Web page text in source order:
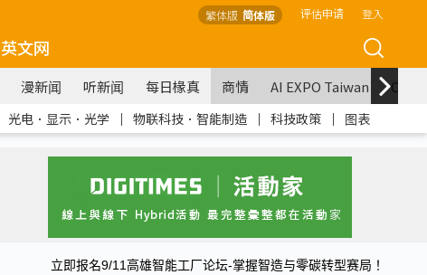
繁体版 简体版 评估申请 登入
英文网
漫新闻 听新闻 每日椽真 商情 AI EXPO Taiwan
光电．显示．光学 ｜ 物联科技．智能制造 ｜ 科技政策 ｜ 图表
立即报名9/11高雄智能工厂论坛-掌握智造与零碳转型赛局！